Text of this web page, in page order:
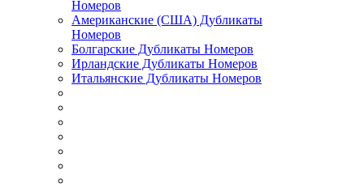
Номеров
Американские (США) Дубликаты
Номеров
Болгарские Дубликаты Номеров
Ирландские Дубликаты Номеров
Итальянские Дубликаты Номеров